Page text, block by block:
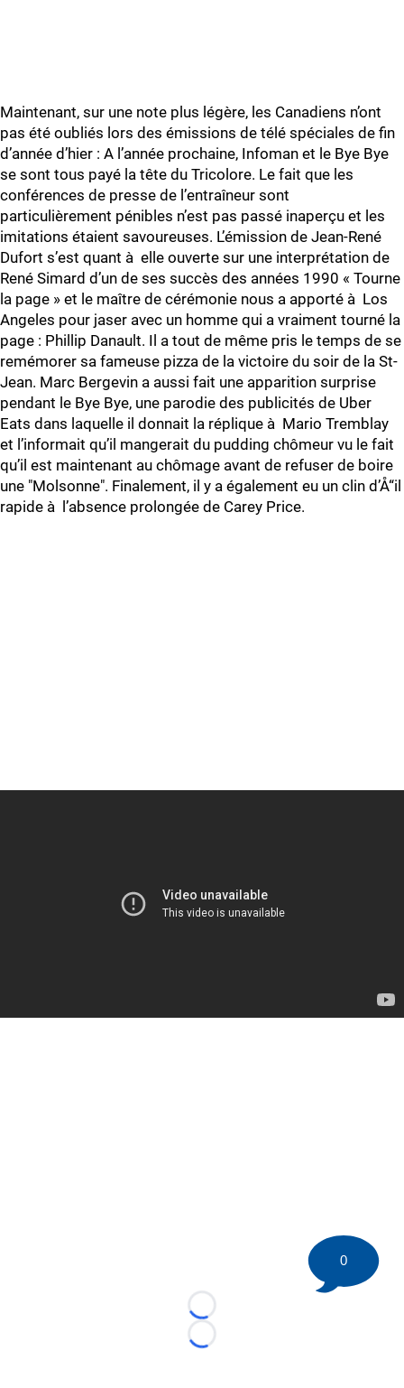
Maintenant, sur une note plus légère, les Canadiens n’ont
pas été oubliés lors des émissions de télé spéciales de fin
d’année d’hier : A l’année prochaine, Infoman et le Bye Bye
se sont tous payé la tête du Tricolore. Le fait que les
conférences de presse de l’entraîneur sont
particulièrement pénibles n’est pas passé inaperçu et les
imitations étaient savoureuses. L’émission de Jean-René
Dufort s’est quant à elle ouverte sur une interprétation de
René Simard d’un de ses succès des années 1990 « Tourne
la page » et le maître de cérémonie nous a apporté à Los
Angeles pour jaser avec un homme qui a vraiment tourné la
page : Phillip Danault. Il a tout de même pris le temps de se
remémorer sa fameuse pizza de la victoire du soir de la St-
Jean. Marc Bergevin a aussi fait une apparition surprise
pendant le Bye Bye, une parodie des publicités de Uber
Eats dans laquelle il donnait la réplique à Mario Tremblay
et l’informait qu’il mangerait du pudding chômeur vu le fait
qu’il est maintenant au chômage avant de refuser de boire
une "Molsonne". Finalement, il y a également eu un clin d’Å“il
rapide à l’absence prolongée de Carey Price.
Loading...
Loading...
0